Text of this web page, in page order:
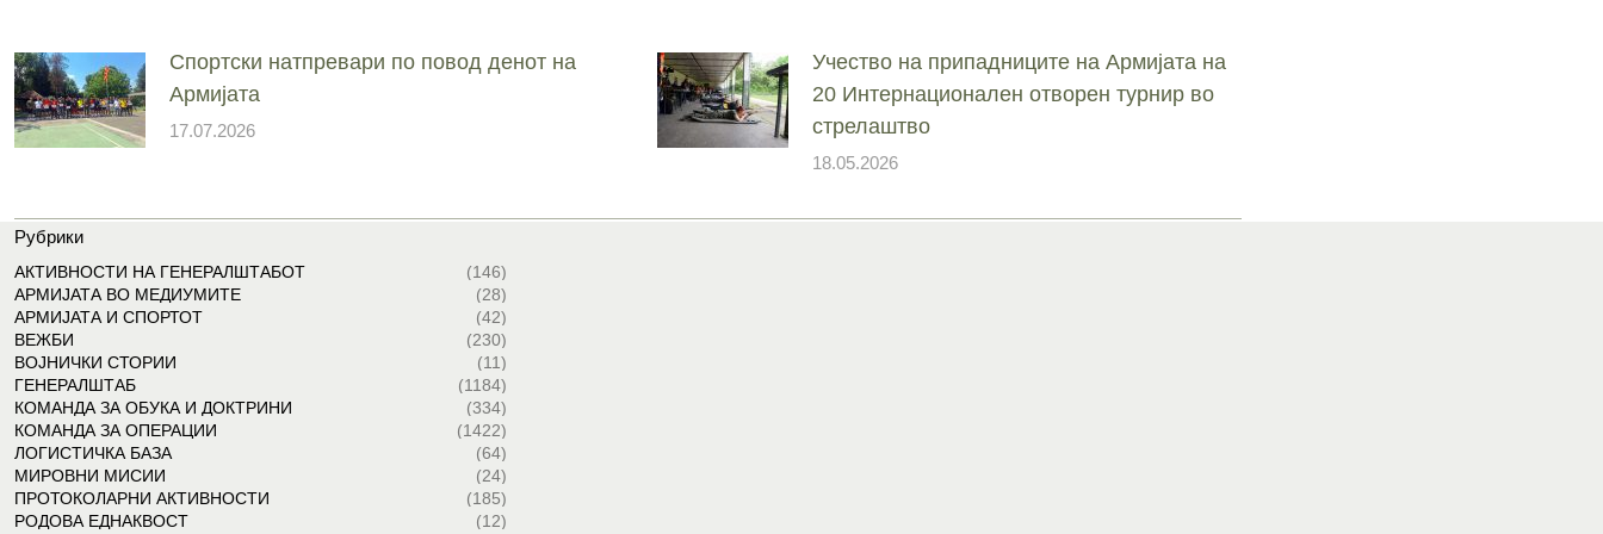
Спортски натпревари по повод денот на
Армијата
17.07.2026
Учество на припадниците на Армијата на
20 Интернационален отворен турнир во
стрелаштво
18.05.2026
Рубрики
АКТИВНОСТИ НА ГЕНЕРАЛШТАБОТ
(146)
АРМИЈАТА ВО МЕДИУМИТЕ
(28)
АРМИЈАТА И СПОРТОТ
(42)
ВЕЖБИ
(230)
ВОЈНИЧКИ СТОРИИ
(11)
ГЕНЕРАЛШТАБ
(1184)
КОМАНДА ЗА ОБУКА И ДОКТРИНИ
(334)
КОМАНДА ЗА ОПЕРАЦИИ
(1422)
ЛОГИСТИЧКА БАЗА
(64)
МИРОВНИ МИСИИ
(24)
ПРОТОКОЛАРНИ АКТИВНОСТИ
(185)
РОДОВА ЕДНАКВОСТ
(12)